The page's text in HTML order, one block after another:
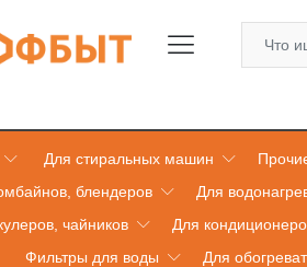
Для стиральных машин
блендеров
Для
чайников
Для
Фильтры для воды Для